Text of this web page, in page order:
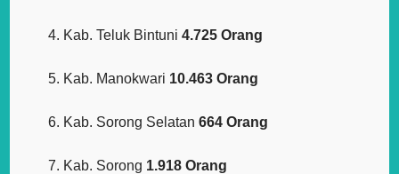
Kab. Teluk Bintuni4.725 Orang
Kab. Manokwari 10.463 Orang
Kab. Sorong Selatan664 Orang
Kab. Sorong 1.918 Orang